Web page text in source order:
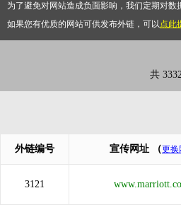
为了避免对网站造成负面影响，我们定期对
如果您有优质的网站可供发布外链，可以点此
共
外链编号 宣传网址 （更换
3121